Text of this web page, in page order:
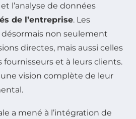
l’analyse de données
de l’entreprise. Les
non seulement
directes, mais aussi celles
fournisseurs et à leurs clients.
une vision complète de leur
a mené à l’intégration de